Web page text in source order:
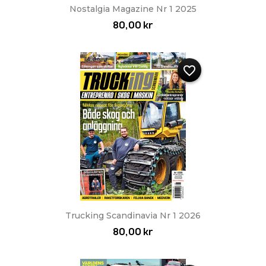
Nostalgia Magazine Nr 1 2025
80,00 kr
Trucking Scandinavia Nr 1 2026
80,00 kr
favorite_border